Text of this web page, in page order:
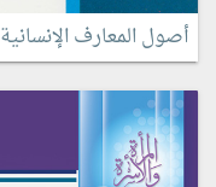
أصول المعارف الإنسانية